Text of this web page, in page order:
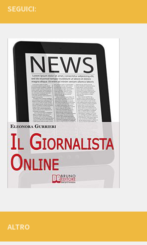
SEGUICI:
ALTRO